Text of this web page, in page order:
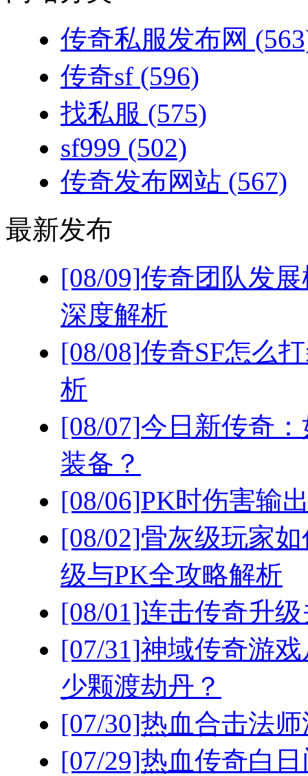
传奇私服发布网
传奇sf (596)
找私服 (575)
sf999 (502)
传奇发布网站 (567)
最新发布
[08/09]传奇团队发
深度解析
[08/08]传奇SF怎么
析
[08/07]今日新传奇
装备？
[08/06]PK时伤害输
[08/02]骨灰级玩家
级与PK全攻略解析
[08/01]连击传奇升
[07/31]神域传奇游
少颗渡劫丹？
[07/30]热血合击法
[07/29]热血传奇白